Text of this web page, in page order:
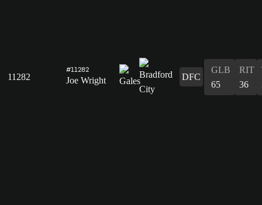
11282
#11282
Joe Wright DFC
GLB
65
RIT
36